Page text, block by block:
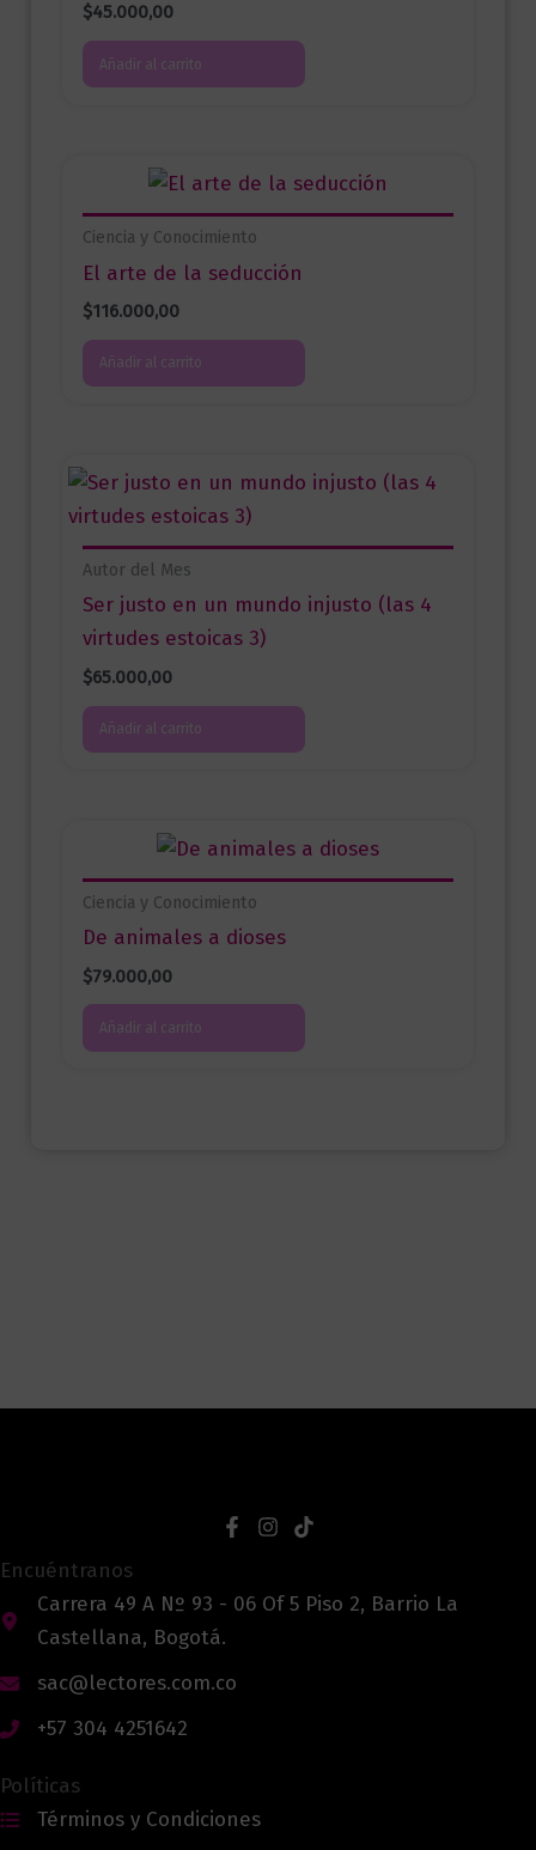
$45.000,00
Añadir al carrito
Ciencia y Conocimiento
El arte de la seducción
$116.000,00
Añadir al carrito
Autor del Mes
Ser justo en un mundo injusto (las 4
virtudes estoicas 3)
$65.000,00
Añadir al carrito
Ciencia y Conocimiento
De animales a dioses
$79.000,00
Añadir al carrito
Encuéntranos
Carrera 49 A Nº 93 - 06 Of 5 Piso 2, Barrio La
Castellana, Bogotá.
sac@lectores.com.co
+57 304 4251642
Políticas
Términos y Condiciones